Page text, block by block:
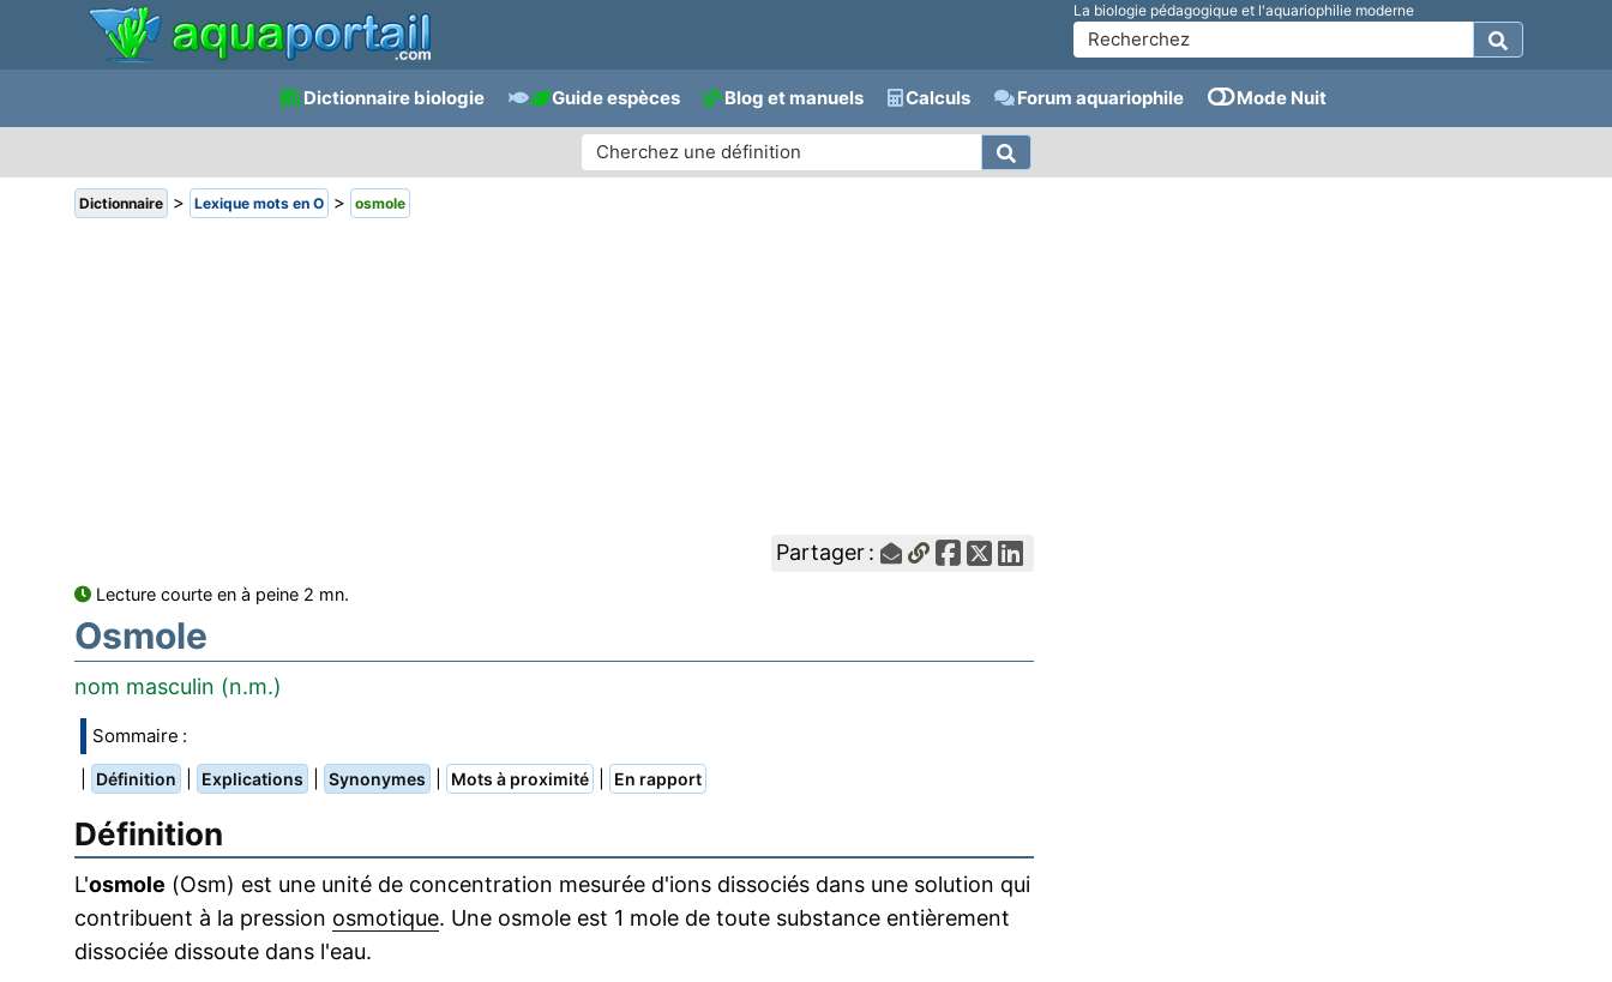
La biologie pédagogique et l'aquariophilie moderne
Dictionnaire biologie Guide espèces Blog et manuels Calculs Forum aquariophile Mode Nuit
Dictionnaire > Lexique mots en O > osmole
Partager :
Lecture courte en à peine 2 mn.
Osmole
nom masculin (n.m.)
Sommaire :
Définition Explications Synonymes Mots à proximité En rapport
Définition
L'osmole (Osm) est une unité de concentration mesurée d'ions dissociés dans une solution qui
contribuent à la pression osmotique. Une osmole est 1 mole de toute substance entièrement
dissociée dissoute dans l'eau.